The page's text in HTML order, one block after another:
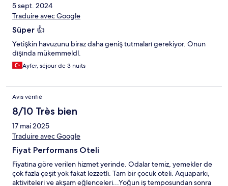
5 sept. 2024
Traduire avec Google
Süper 👍
Yetişkin havuzunu biraz daha geniş tutmaları gerekiyor. Onun
dışında mükemmeldl.
Ayfer, séjour de 3 nuits
Avis vérifié
8/10 Très bien
17 mai 2025
Traduire avec Google
Fiyat Performans Oteli
Fiyatına göre verilen hizmet yerinde. Odalar temiz, yemekler de
çok fazla çeşit yok fakat lezzetli. Tam bir çocuk oteli. Aquaparkı,
aktiviteleri ve akşam eğlenceleri...Yoğun iş temposundan sonra